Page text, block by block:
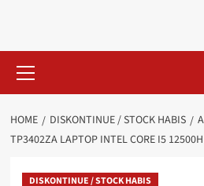
Menu
HOME DISKONTINUE / STOCK HABIS
TP3402ZA LAPTOP INTEL CORE I5 12500H
DISKONTINUE / STOCK HABIS